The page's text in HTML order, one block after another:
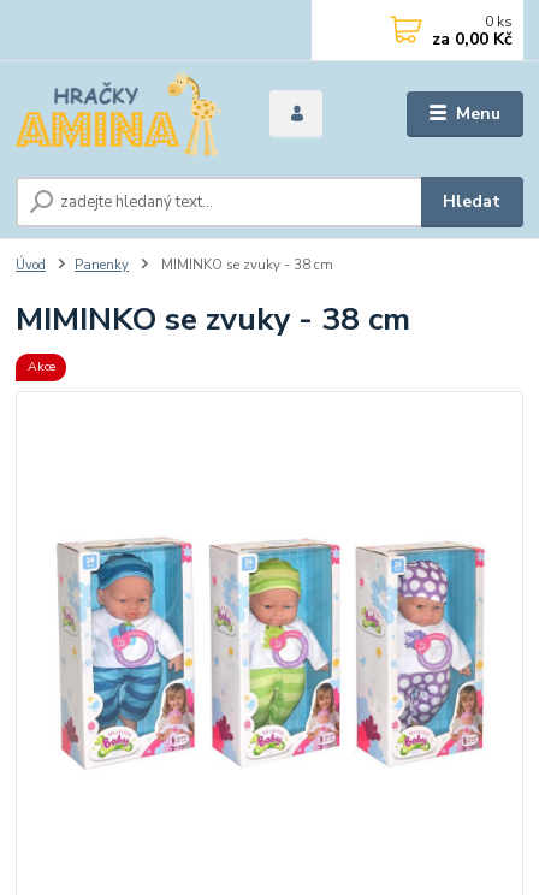
Menu
Hledat
0 ks
za 0,00 Kč
Úvod Panenky MIMINKO se zvuky - 38 cm
MIMINKO se zvuky - 38 cm
Akce